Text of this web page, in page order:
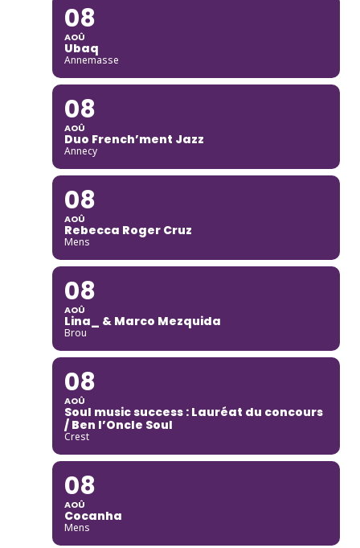
08
AOÛ
Ubaq
Annemasse
08
AOÛ
Duo French’ment Jazz
Annecy
08
AOÛ
Rebecca Roger Cruz
Mens
08
AOÛ
Lina_ & Marco Mezquida
Brou
08
AOÛ
Soul music success : Lauréat du concours
/ Ben l’Oncle Soul
Crest
08
AOÛ
Cocanha
Mens